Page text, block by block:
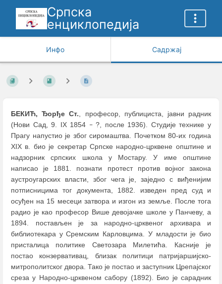
Српска
енциклопедија
Инфо Садржај
БЕКИЋ, Ђорђе Ст., професор, публициста, јавни радник
(Нови Сад, 9. IX 1854 –?, после 1936). Студије технике у
Прагу напустио је због сиромаштва. Почетком 80-их година
XIX в. био је секретар Српске народно-црквене општине и
надзорник српских школа у Мостару. У име општине
написао је 1881. познати протест против војног закона
аустроугарских власти, због чега је, заједно с виђенијим
потписницима тог документа, 1882. изведен пред суд и
осуђен на 15 месеци затвора и изгон из земље. После тога
радио је као професор Више девојачке школе у Панчеву, а
1894. постављен је за народно-црквеног архивара и
библиотекара у Сремским Карловцима. У младости је био
присталица политике Светозара Милетића. Касније је
постао конзервативац, близак политици патријаршијско-
митрополитског двора. Тако је постао и заступник Црепајског
среза у Народно-црквеном сабору (1892). Био је сарадник